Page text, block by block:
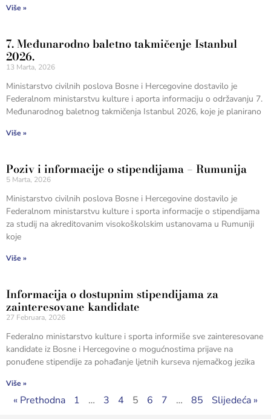
Više »
7. Međunarodno baletno takmičenje Istanbul
2026.
13 Marta, 2026
Ministarstvo civilnih poslova Bosne i Hercegovine dostavilo je
Federalnom ministarstvu kulture i aporta informaciju o održavanju 7.
Međunarodnog baletnog takmičenja Istanbul 2026, koje je planirano
Više »
Poziv i informacije o stipendijama – Rumunija
5 Marta, 2026
Ministarstvo civilnih poslova Bosne i Hercegovine dostavilo je
Federalnom ministarstvu kulture i sporta informacije o stipendijama
za studij na akreditovanim visokoškolskim ustanovama u Rumuniji
koje
Više »
Informacija o dostupnim stipendijama za
zainteresovane kandidate
27 Februara, 2026
Federalno ministarstvo kulture i sporta informiše sve zainteresovane
kandidate iz Bosne i Hercegovine o mogućnostima prijave na
ponuđene stipendije za pohađanje ljetnih kurseva njemačkog jezika
Više »
« Prethodna 1 … 3 4 5 6 7 … 85 Slijedeća »